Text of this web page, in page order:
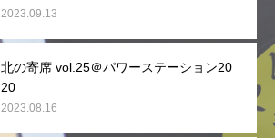
2023.09.13
北の寄席 vol.25＠パワーステーション20
20
2023.08.16